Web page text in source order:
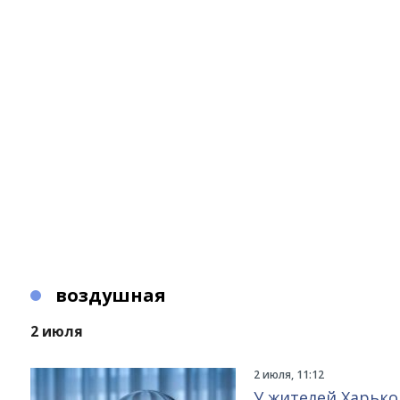
воздушная
2 июля
2 июля, 11:12